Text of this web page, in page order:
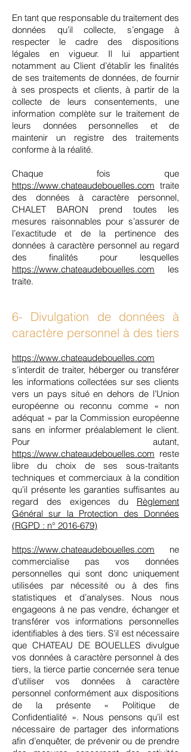
En tant que responsable du traitement des
données qu’il collecte, s’engage à
respecter le cadre des dispositions
légales en vigueur. Il lui appartient
notamment au Client d’établir les finalités
de ses traitements de données, de fournir
à ses prospects et clients, à partir de la
collecte de leurs consentements, une
information complète sur le traitement de
leurs données personnelles et de
maintenir un registre des traitements
conforme à la réalité.
Chaque fois que
https://www.chateaudebouelles.com traite
des données à caractère personnel,
CHALET BARON prend toutes les
mesures raisonnables pour s’assurer de
l’exactitude et de la pertinence des
données à caractère personnel au regard
des finalités pour lesquelles
https://www.chateaudebouelles.com les
traite.
6- Divulgation de données à
caractère personnel à des tiers
https://www.chateaudebouelles.com
s’interdit de traiter, héberger ou transférer
les informations collectées sur ses clients
vers un pays situé en dehors de l’Union
européenne ou reconnu comme « non
adéquat » par la Commission européenne
sans en informer préalablement le client.
Pour autant,
https://www.chateaudebouelles.com reste
libre du choix de ses sous-traitants
techniques et commerciaux à la condition
qu’il présente les garanties suffisantes au
regard des exigences du Règlement
Général sur la Protection des Données
(RGPD : n° 2016-679)
https://www.chateaudebouelles.com ne
commercialise pas vos données
personnelles qui sont donc uniquement
utilisées par nécessité ou à des fins
statistiques et d’analyses. Nous nous
engageons à ne pas vendre, échanger et
transférer vos informations personnelles
identifiables à des tiers. S'il est nécessaire
que CHATEAU DE BOUELLES divulgue
vos données à caractère personnel à des
tiers, la tierce partie concernée sera tenue
d'utiliser vos données à caractère
personnel conformément aux dispositions
de la présente « Politique de
Confidentialité ». Nous pensons qu’il est
nécessaire de partager des informations
afin d’enquêter, de prévenir ou de prendre